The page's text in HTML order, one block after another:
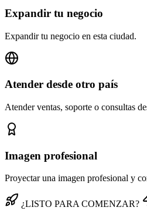
Expandir tu negocio
Expandir tu negocio en esta ciudad.
Atender desde otro país
Atender ventas, soporte o consultas
Imagen profesional
Proyectar una imagen profesional y
¿LISTO PARA COMENZAR?